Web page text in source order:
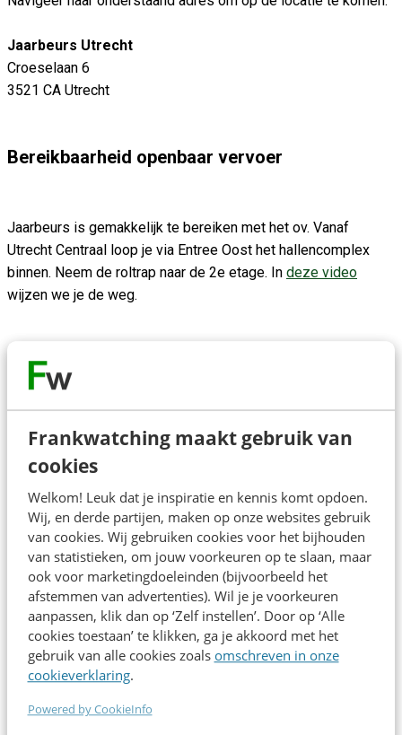
Frankwatching maakt gebruik van
cookies
Welkom! Leuk dat je inspiratie en kennis komt opdoen.
Wij, en derde partijen, maken op onze websites gebruik
van cookies. Wij gebruiken cookies voor het bijhouden
van statistieken, om jouw voorkeuren op te slaan, maar
ook voor marketingdoeleinden (bijvoorbeeld het
afstemmen van advertenties). Wil je je voorkeuren
aanpassen, klik dan op ‘Zelf instellen’. Door op ‘Alle
cookies toestaan’ te klikken, ga je akkoord met het
gebruik van alle cookies zoals omschreven in onze
cookieverklaring.
Powered by CookieInfo
Jaarbeurs Utrecht
Croeselaan 6
3521 CA Utrecht
Bereikbaarheid openbaar vervoer
Jaarbeurs is gemakkelijk te bereiken met het ov. Vanaf
Utrecht Centraal loop je via Entree Oost het hallencomplex
binnen. Neem de roltrap naar de 2e etage. In deze video
wijzen we je de weg.
Parkeren
de borden P+R en parkeer je auto voor€6,-bij P+R
Westraven. Vanaf daar is de reistijd naar Jaarbeurs nog ca 15
minuten.
Parkeren bij Jaarbeurs zelf is ook mogelijk, maar door
verkeershinder zijn deze parkeerplaatsen helaas minder goed
bereikbaar. Klikhiervoor meer informatie.